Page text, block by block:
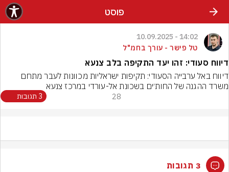
פוסט
14:02 - 10.09.2025
טל פישר - עורך בחמ"ל
דיווח סעודי: זהו יעד התקיפה בלב צנעא
משרד ההגנה של החות׳ים בשכונת אל-עורדי במרכז צנעא
28 3 תגובות
3 תגובות